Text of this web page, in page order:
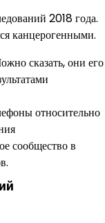
2018 года.
канцерогенными.
сказать, они его
относительно
сообщество в